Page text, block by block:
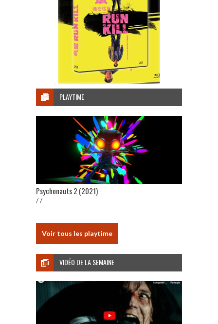
PLAYTIME
Psychonauts 2 (2021)
/ /
Voir tous les playtime
VIDÉO DE LA SEMAINE